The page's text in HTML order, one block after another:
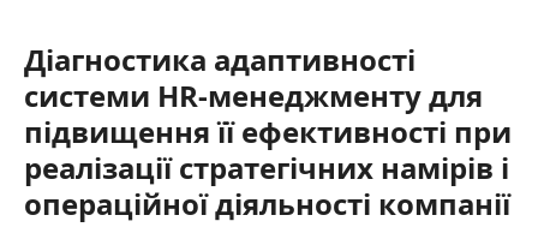
Діагностика адаптивності
системи HR-менеджменту для
підвищення її ефективності при
реалізації стратегічних намірів і
операційної діяльності компанії